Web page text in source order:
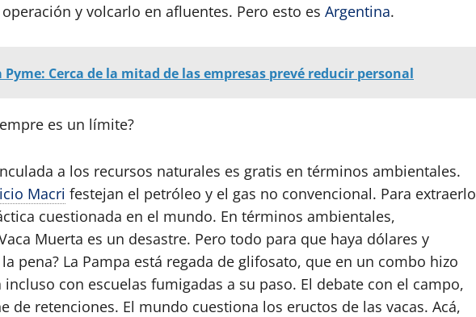
y volcarlo en afluentes. Pero esto es Argentina.
Pyme: Cerca de la mitad de las empresas prevé reducir personal
es un límite?
a los recursos naturales es gratis en términos ambientales.
Macri festejan el petróleo y el gas no convencional. Para extraerlo
cuestionada en el mundo. En términos ambientales,
Muerta es un desastre. Pero todo para que haya dólares y
pena? La Pampa está regada de glifosato, que en un combo hizo
con escuelas fumigadas a su paso. El debate con el campo,
de retenciones. El mundo cuestiona los eructos de las vacas. Acá,